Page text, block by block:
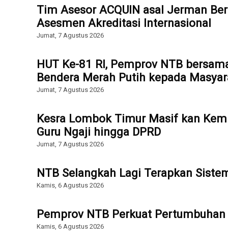
Tim Asesor ACQUIN asal Jerman
Asesmen Akreditasi Internasional
Jumat, 7 Agustus 2026
HUT Ke-81 RI, Pemprov NTB
Bendera Merah Putih kepada
Jumat, 7 Agustus 2026
Kesra Lombok Timur Masif kan
Guru Ngaji hingga DPRD
Jumat, 7 Agustus 2026
NTB Selangkah Lagi Terapkan
Kamis, 6 Agustus 2026
Pemprov NTB Perkuat
Kamis, 6 Agustus 2026